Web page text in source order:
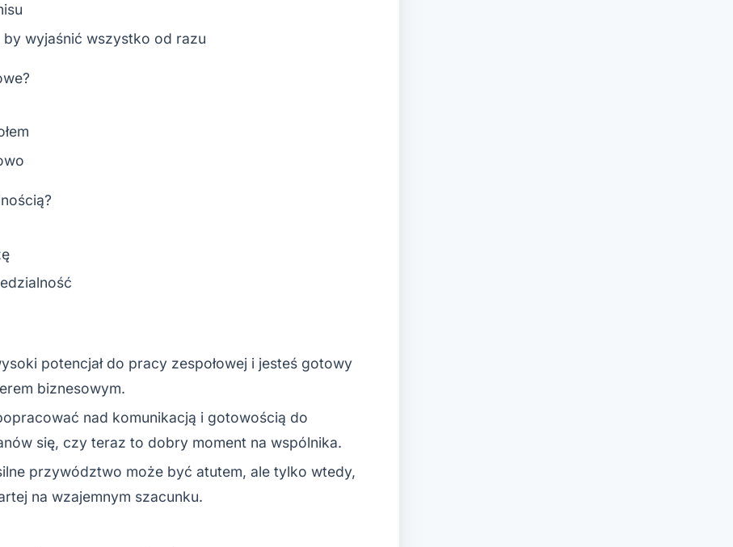
wyjaśnić wszystko od razu
potencjał do pracy zespołowej i jesteś gotowy
biznesowym.
nad komunikacją i gotowością do
się, czy teraz to dobry moment na wspólnika.
przywództwo może być atutem, ale tylko wtedy,
na wzajemnym szacunku.